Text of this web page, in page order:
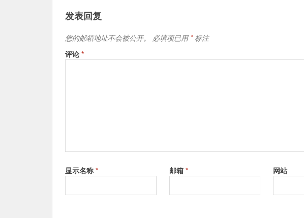
仪器台间
差
照射光斑
3.5 mm (0.14”)
光源
光波间隔
10nm；采样间隔3.5nm
光谱分析
仪
i1内置全息衍射光栅，128像素二极管阵列
光谱范围
380 - 730 nm
爱色丽X-Rite Device Services下载
发表回复
您的邮箱地址不会被公开。 必填项已用 *标注
评论 *
显示名称 * 邮箱 * 网站